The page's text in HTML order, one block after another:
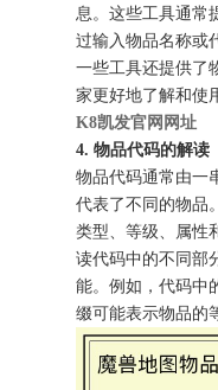
息。这些工具通常
过输入物品名称或
一些工具还提供了
家更好地了解和使
K8凯发官网网址
4. 物品代码的解读
物品代码通常由一
代表了不同的物品
类型、等级、属性
读代码中的不同部
能。例如，代码中
缀可能表示物品的